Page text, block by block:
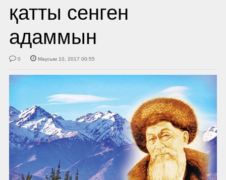
қатты сенген
адаммын
0 Маусым 10, 2017 00:55